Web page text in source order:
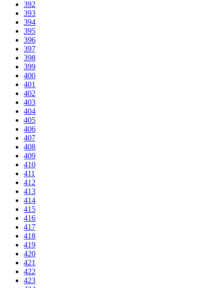
392
393
394
395
396
397
398
399
400
401
402
403
404
405
406
407
408
409
410
411
412
413
414
415
416
417
418
419
420
421
422
423